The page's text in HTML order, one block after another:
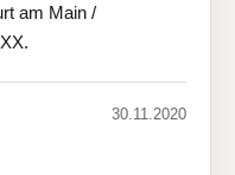
am Main /
30.11.2020